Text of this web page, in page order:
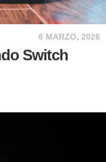
6 MARZO, 2026
Switch